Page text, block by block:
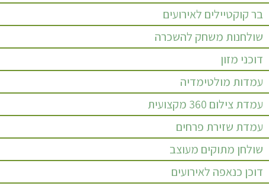
בר קוקטיילים לאירועים
שולחנות משחק להשכרה
דוכני מזון
עמדות מולטימדיה
עמדת צילום 360 מקצועית
עמדת שזירת פרחים
שולחן מתוקים מעוצב
דוכן כנאפה לאירועים